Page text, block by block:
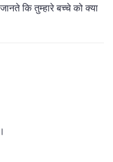
कि तुम्हारे बच्चे को क्या